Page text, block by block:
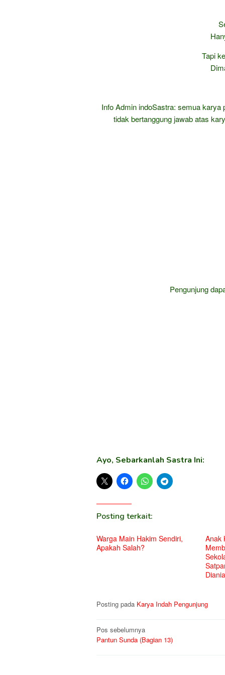
Tapi
Info Admin indoSastra: semua karya
tidak bertanggung jawab atas
Pengunjung
Ayo, Sebarkanlah Sastra Ini:
Posting terkait:
Warga Main Hakim Sendiri,
Apakah Salah?
Anak
Posting pada Karya Indah Pengunjung
Navigasi
pos
Pos sebelumnya
Pantun Sunda (Bagian 13)